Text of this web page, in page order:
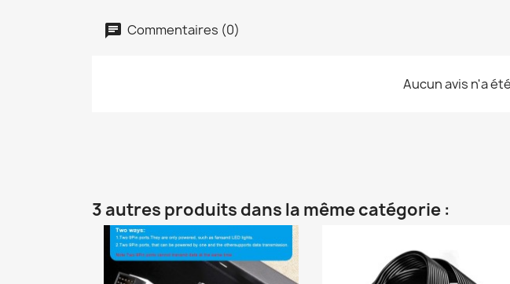
Commentaires (0)
Aucun avis n'a
3 autres produits dans la même catégorie :